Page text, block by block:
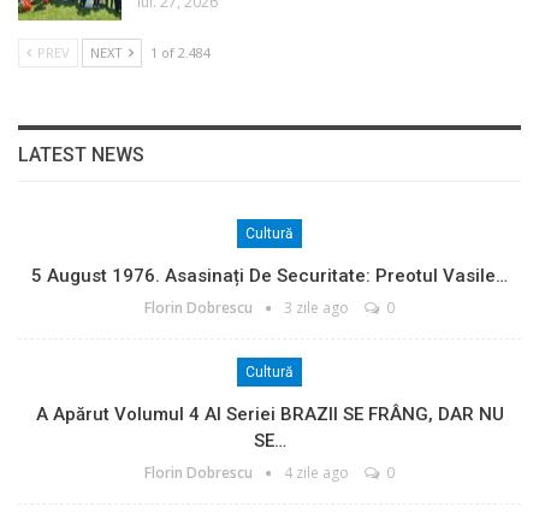
PREV NEXT 1 of 2.484
LATEST NEWS
Cultură
5 August 1976. Asasinați De Securitate: Preotul Vasile…
Florin Dobrescu 3 zile ago 0
Cultură
A Apărut Volumul 4 Al Seriei BRAZII SE FRÂNG, DAR NU
SE…
Florin Dobrescu 4 zile ago 0